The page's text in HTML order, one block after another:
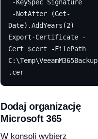
Date).AddYears(2)
Export-Certificate -
Cert $cert -FilePath
C:\Temp\VeeamM365Backup
.cer
Dodaj organizację
Microsoft 365
W konsoli wybierz